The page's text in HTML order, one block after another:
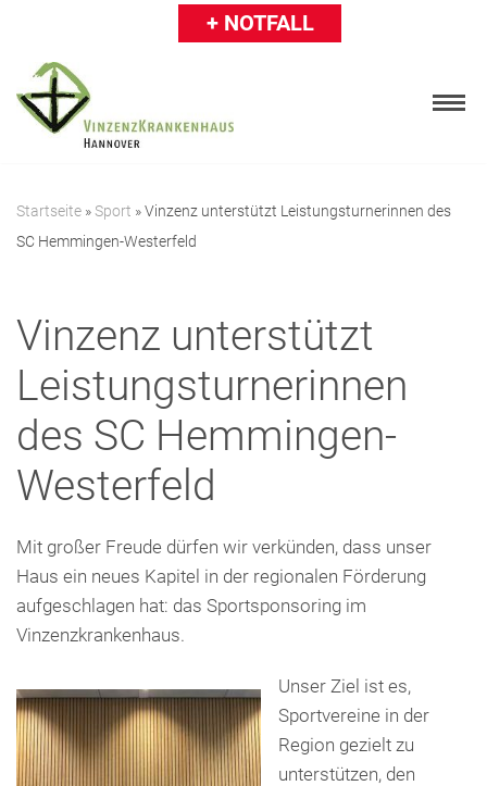
springen
+ NOTFALL
Ärzte & Einweiser
Über uns
Presse
Startseite »Sport »Vinzenz unterstützt Leistungsturnerinnen des
SC Hemmingen-Westerfeld
Vinzenz unterstützt
Leistungsturnerinnen
des SC Hemmingen-
Westerfeld
Mit großer Freude dürfen wir verkünden, dass unser
Haus ein neues Kapitel in der regionalen Förderung
aufgeschlagen hat: das Sportsponsoring im
Vinzenzkrankenhaus.
Unser Ziel ist es,
Sportvereine in der
Region gezielt zu
unterstützen, den